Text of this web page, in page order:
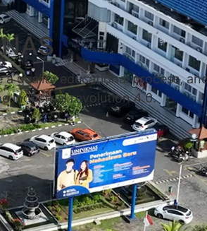
quality educational process,
industrial revolution 4.0.